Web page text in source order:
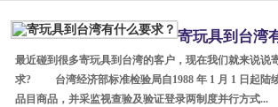
寄玩具到台湾
最近碰到很多寄玩具到台湾的客户，现在我们就来说说
求? 台湾经济部标准检验局自1988 年 1 月 1 日起陆
品目商品，并采监视查验及验证登录两制度并行方式...